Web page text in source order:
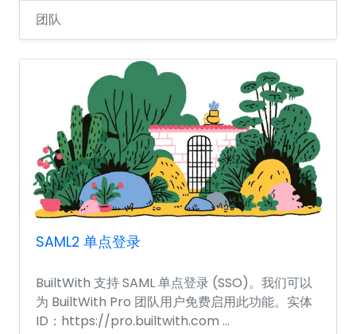
团队
SAML2 单点登录
BuiltWith 支持 SAML 单点登录 (SSO)。我们可以
为 BuiltWith Pro 团队用户免费启用此功能。实体
ID：https://pro.builtwith.com ...